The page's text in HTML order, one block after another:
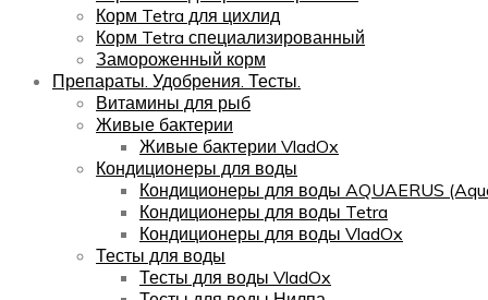
Корм Tetra для цихлид
Корм Tetra специализированный
Замороженный корм
Препараты. Удобрения. Тесты.
Витамины для рыб
Живые бактерии
Живые бактерии VladOx
Кондиционеры для воды
Кондиционеры для воды AQUAERUS
Кондиционеры для воды Tetra
Кондиционеры для воды VladOx
Тесты для воды
Тесты для воды VladOx